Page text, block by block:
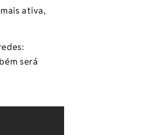
ativa,
será